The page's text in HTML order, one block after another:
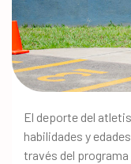
El deporte del
habilidades y
través del